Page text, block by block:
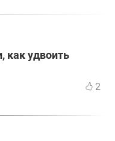
как удвоить
2